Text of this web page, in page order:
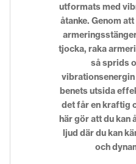
utformats med
åtanke. Genom
tjocka, raka
så sprids
benets utsida
det får en kraftig
här gör att du kan
ljud där du kan
och